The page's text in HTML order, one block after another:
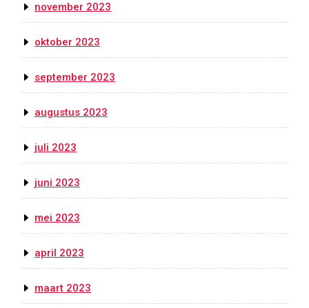
november 2023
oktober 2023
september 2023
augustus 2023
juli 2023
juni 2023
mei 2023
april 2023
maart 2023